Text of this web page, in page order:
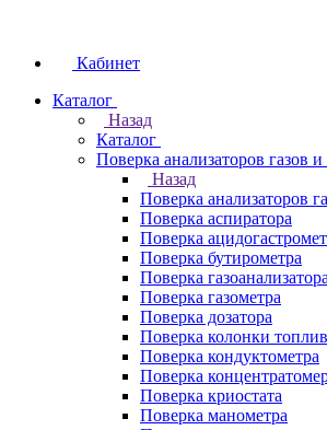
Кабинет
Каталог
Назад
Каталог
Поверка анализаторов газов
Назад
Поверка анализаторов
Поверка аспиратора
Поверка
Поверка бутирометра
Поверка газоанализатора
Поверка газометра
Поверка дозатора
Поверка колонки
Поверка кондуктометра
Поверка
Поверка криостата
Поверка манометра